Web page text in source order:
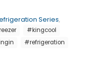
Series,
#kingcool
#refrigeration